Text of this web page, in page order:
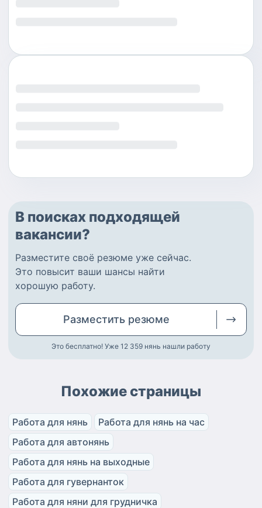
В поисках подходящей
вакансии?
Разместите своё резюме уже сейчас.
Это повысит ваши шансы найти
хорошую работу.
Разместить резюме
Это бесплатно! Уже 12 359 нянь нашли работу
Похожие страницы
Работа для нянь
Работа для нянь на час
Работа для автонянь
Работа для нянь на выходные
Работа для гувернанток
Работа для няни для грудничка